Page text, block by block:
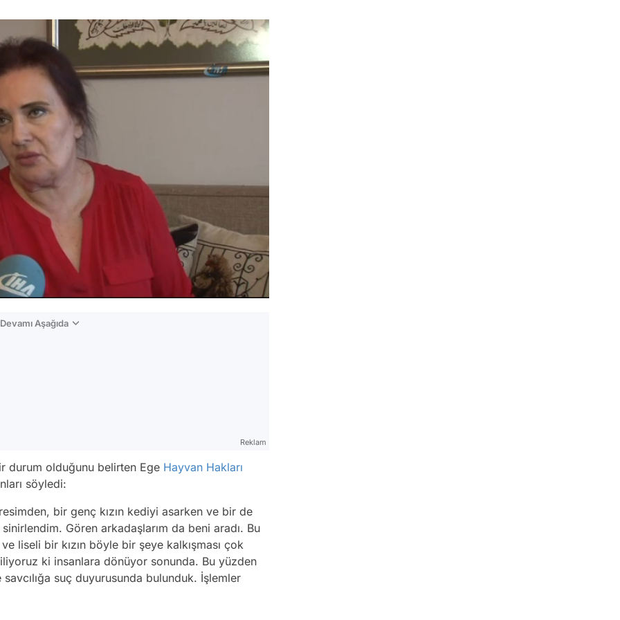
Aşağıda
Reklam
durum olduğunu belirten Ege Hayvan Hakları
söyledi:
bir genç kızın kediyi asarken ve bir de
Gören arkadaşlarım da beni aradı. Bu
liseli bir kızın böyle bir şeye kalkışması çok
ki insanlara dönüyor sonunda. Bu yüzden
suç duyurusunda bulunduk. İşlemler